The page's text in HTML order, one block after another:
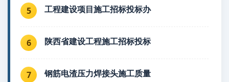
5 工程建设项目施工招标投标办
6 陕西省建设工程施工招标投标
7 钢筋电渣压力焊接头施工质量